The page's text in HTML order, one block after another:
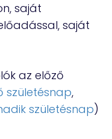
saját
saját
az előző
születésnap,
születésnap)